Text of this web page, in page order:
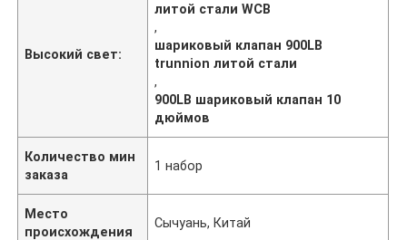
Высокий свет:
литой стали WCB
,
шариковый клапан 900LB
trunnion литой стали
,
900LB шариковый клапан 10
дюймов
Количество мин
заказа
1 набор
Место
происхождения
Сычуань, Китай